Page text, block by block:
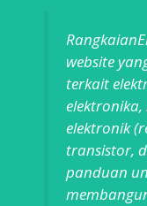
website
terkait
elektronik
transistor,
panduan